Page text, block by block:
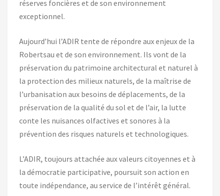
réserves foncières et de son environnement
exceptionnel.
Aujourd’hui l’ADIR tente de répondre aux enjeux de la
Robertsau et de son environnement. Ils vont de la
préservation du patrimoine architectural et naturel à
la protection des milieux naturels, de la maîtrise de
l’urbanisation aux besoins de déplacements, de la
préservation de la qualité du sol et de l’air, la lutte
conte les nuisances olfactives et sonores à la
prévention des risques naturels et technologiques.
L’ADIR, toujours attachée aux valeurs citoyennes et à
la démocratie participative, poursuit son action en
toute indépendance, au service de l’intérêt général.